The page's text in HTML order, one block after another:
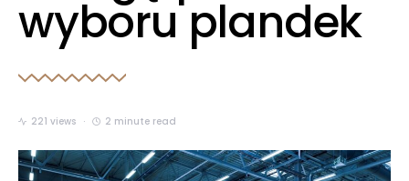
wyboru plandek
221 views 2 minute read